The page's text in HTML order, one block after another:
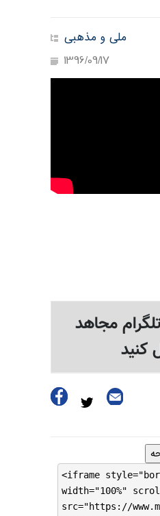
ملی و مذهبی
1396/09/17
مجاهد
کنید
<iframe
width="100%"
src="https://